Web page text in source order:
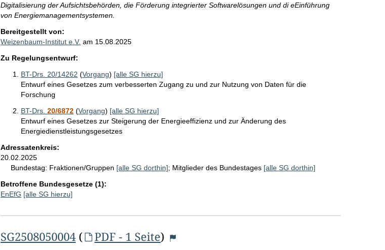
Digitalisierung der Aufsichtsbehörden, die Förderung integrierter Softwarelösungen und di eEinführung
von Energiemanagementsystemen.
Bereitgestellt von:
Weizenbaum-Institut e.V. am 15.08.2025
Zu Regelungsentwurf:
BT-Drs. 20/14262 (Vorgang) [alle SG hierzu]
Entwurf eines Gesetzes zum verbesserten Zugang zu und zur Nutzung von Daten für die
Forschung
BT-Drs. 20/6872(Vorgang) [alle SG hierzu]
Entwurf eines Gesetzes zur Steigerung der Energieeffizienz und zur Änderung des
Energiedienstleistungsgesetzes
Adressatenkreis:
20.02.2025
Bundestag: Fraktionen/Gruppen [alle SG dorthin]; Mitglieder des Bundestages [alle SG dorthin]
Betroffene Bundesgesetze (1):
EnEfG [alle SG hierzu]
SG2508050004( PDF - 1 Seite)